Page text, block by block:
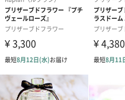
パッケージ外
装サイズ
幅82mm×奥
パッケージ全
体重量
製造国
コロンビア
使用上の注意
点・使用方法
改良のため、